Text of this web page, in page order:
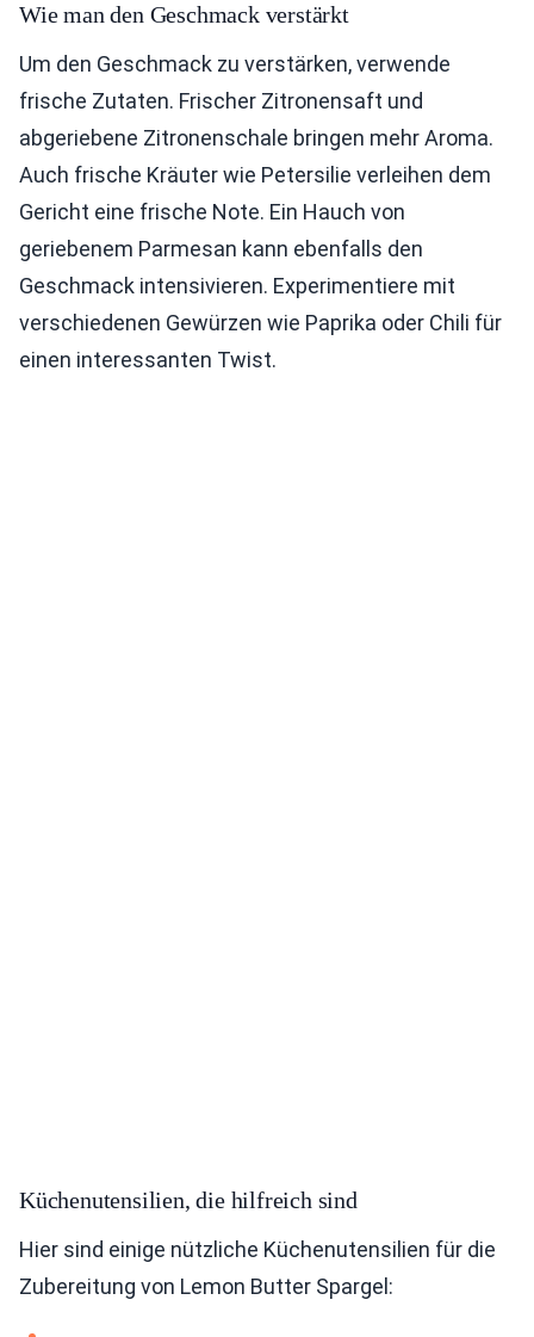
Wie man den Geschmack verstärkt
Um den Geschmack zu verstärken, verwende
frische Zutaten. Frischer Zitronensaft und
abgeriebene Zitronenschale bringen mehr Aroma.
Auch frische Kräuter wie Petersilie verleihen dem
Gericht eine frische Note. Ein Hauch von
geriebenem Parmesan kann ebenfalls den
Geschmack intensivieren. Experimentiere mit
verschiedenen Gewürzen wie Paprika oder Chili für
einen interessanten Twist.
Küchenutensilien, die hilfreich sind
Hier sind einige nützliche Küchenutensilien für die
Zubereitung von Lemon Butter Spargel: